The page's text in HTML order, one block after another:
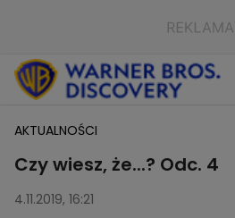
AKTUALNOŚCI
Czy wiesz, że...? Odc. 4
4.11.2019, 16:21